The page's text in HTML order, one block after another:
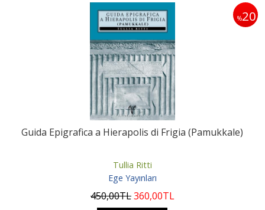
%20
Guida Epigrafica a Hierapolis di Frigia (Pamukkale)
Tullia Ritti
Ege Yayınları
450,00TL360,00TL